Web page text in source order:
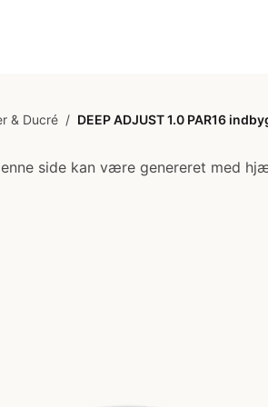
& Ducré / DEEP ADJUST 1.0 PAR16
side kan være genereret med